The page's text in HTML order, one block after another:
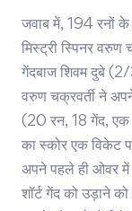
जवाब में, 194 रनों के
मिस्ट्री स्पिनर
गेंदबाज शिवम दुबे (2/
वरुण चक्रवर्ती ने
(20 रन, 18 गेंद, एक
का स्कोर एक विकेट
अपने पहले ही ओवर
शॉर्ट गेंद को उड़ाने